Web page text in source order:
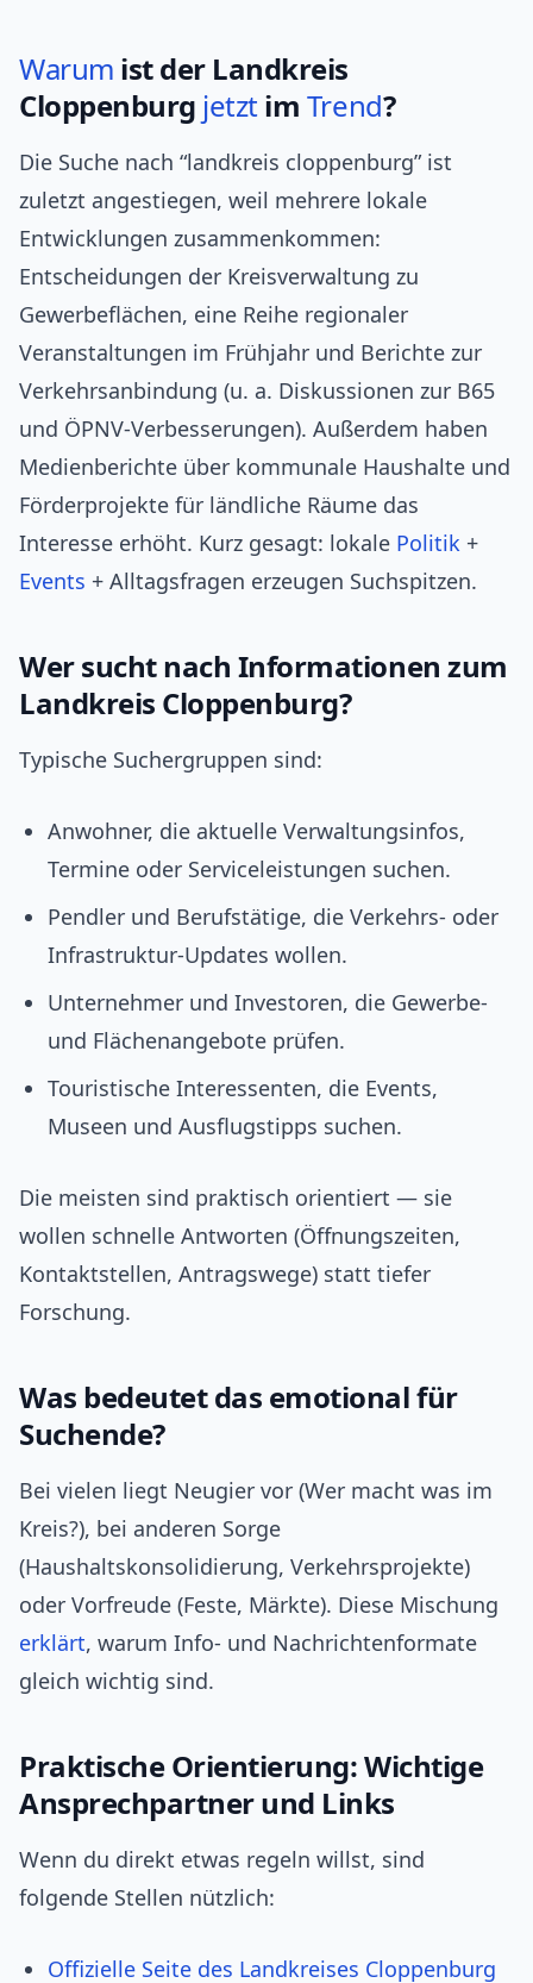
Warum ist der Landkreis
Cloppenburg jetztim Trend?
Die Suche nach “landkreis cloppenburg” ist
zuletzt angestiegen, weil mehrere lokale
Entwicklungen zusammenkommen:
Entscheidungen der Kreisverwaltung zu
Gewerbeflächen, eine Reihe regionaler
Veranstaltungen im Frühjahr und Berichte zur
Verkehrsanbindung (u. a. Diskussionen zur B65
und ÖPNV-Verbesserungen). Außerdem haben
Medienberichte über kommunale Haushalte und
Förderprojekte für ländliche Räume das
Interesse erhöht. Kurz gesagt: lokale Politik +
Events + Alltagsfragen erzeugen Suchspitzen.
Wer sucht nach Informationen zum
Landkreis Cloppenburg?
Typische Suchergruppen sind:
Anwohner, die aktuelle Verwaltungsinfos,
Termine oder Serviceleistungen suchen.
Pendler und Berufstätige, die Verkehrs- oder
Infrastruktur-Updates wollen.
Unternehmer und Investoren, die Gewerbe-
und Flächenangebote prüfen.
Touristische Interessenten, die Events,
Museen und Ausflugstipps suchen.
Die meisten sind praktisch orientiert — sie
wollen schnelle Antworten (Öffnungszeiten,
Kontaktstellen, Antragswege) statt tiefer
Forschung.
Was bedeutet das emotional für
Suchende?
Bei vielen liegt Neugier vor (Wer macht was im
Kreis?), bei anderen Sorge
(Haushaltskonsolidierung, Verkehrsprojekte)
oder Vorfreude (Feste, Märkte). Diese Mischung
erklärt, warum Info‑ und Nachrichtenformate
gleich wichtig sind.
Praktische Orientierung: Wichtige
Ansprechpartner und Links
Wenn du direkt etwas regeln willst, sind
folgende Stellen nützlich:
Offizielle Seite des Landkreises Cloppenburg